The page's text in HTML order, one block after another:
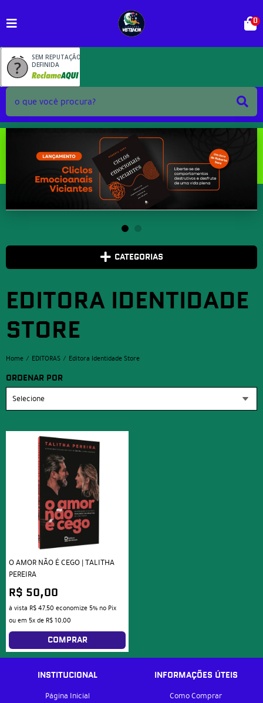
SEM REPUTAÇÃO
DEFINIDA
0
CATEGORIAS
EDITORA IDENTIDADE
STORE
Home EDITORAS Editora Identidade Store
ORDENAR POR
Selecione
O AMOR NÃO É CEGO | TALITHA
PEREIRA
R$ 50,00
à vista R$ 47,50 economize 5% no Pix
ou em 5xde R$ 10,00
COMPRAR
INSTITUCIONAL
Página Inicial
INFORMAÇÕES ÚTEIS
Como Comprar